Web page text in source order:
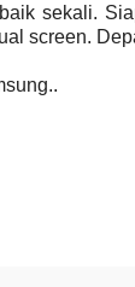
sekali.
screen.